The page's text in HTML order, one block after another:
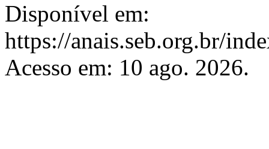
Disponível em:
https://anais.seb.org.br/
Acesso em: 10 ago. 2026.